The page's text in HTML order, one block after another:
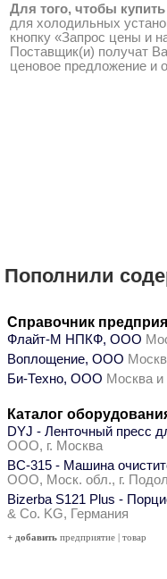
Для того, чтобы купить
для холодильных
кнопку «Запрос цены и
Поставщик(и) получат
ценовое предложение и
Пополнили
Справочник
Флайт-М НПКФ, ООО
Воплощение, ООО
Би-Техно, ООО Москва
Каталог
DYJ - Ленточный пресс
ООО, г. Москва
ВС-315 - Машина
ООО, Моск. обл., г.
Bizerba S121 Plus -
& Co. KG, Германия
+ добавить предприятие | товар